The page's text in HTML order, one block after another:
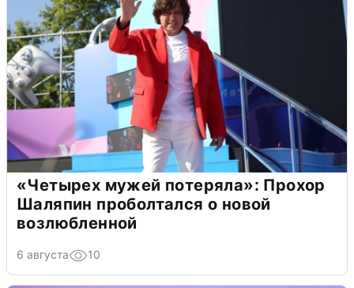
«Четырех мужей потеряла»: Прохор
Шаляпин проболтался о новой
возлюбленной
6 августа 10